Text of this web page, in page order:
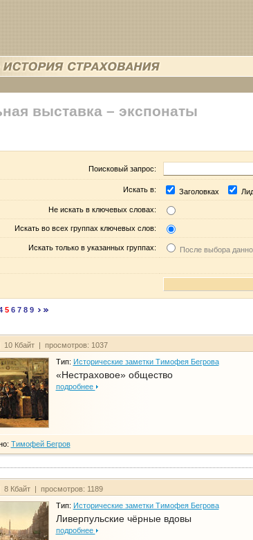
выставка – экспонаты
Поисковый запрос:
Искать в: Заголовках
Не искать в ключевых словах:
Искать во всех группах ключевых слов:
Искать только в указанных группах: После выбора
5 6 7 8 9
10 Кбайт | просмотров: 1037
Тип: Исторические заметки Тимофея Бегрова
«Нестраховое» общество
подробнее
Тимофей Бегров
8 Кбайт | просмотров: 1189
Тип: Исторические заметки Тимофея Бегрова
Ливерпульские чёрные вдовы
подробнее